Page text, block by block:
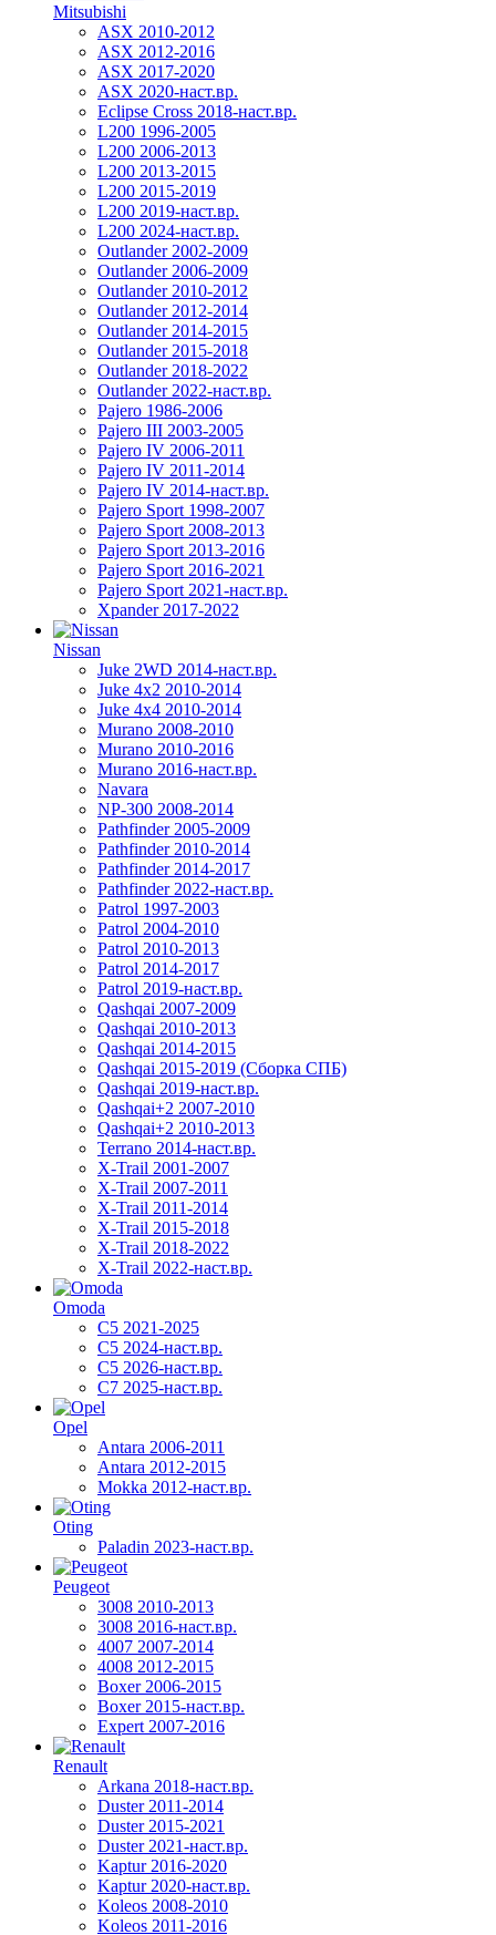
Mitsubishi
ASX 2010-2012
ASX 2012-2016
ASX 2017-2020
ASX 2020-наст.вр.
Eclipse Cross 2018-наст.вр.
L200 1996-2005
L200 2006-2013
L200 2013-2015
L200 2015-2019
L200 2019-наст.вр.
L200 2024-наст.вр.
Outlander 2002-2009
Outlander 2006-2009
Outlander 2010-2012
Outlander 2012-2014
Outlander 2014-2015
Outlander 2015-2018
Outlander 2018-2022
Outlander 2022-наст.вр.
Pajero 1986-2006
Pajero III 2003-2005
Pajero IV 2006-2011
Pajero IV 2011-2014
Pajero IV 2014-наст.вр.
Pajero Sport 1998-2007
Pajero Sport 2008-2013
Pajero Sport 2013-2016
Pajero Sport 2016-2021
Pajero Sport 2021-наст.вр.
Xpander 2017-2022
Nissan
Juke 2WD 2014-наст.вр.
Juke 4x2 2010-2014
Juke 4x4 2010-2014
Murano 2008-2010
Murano 2010-2016
Murano 2016-наст.вр.
Navara
NP-300 2008-2014
Pathfinder 2005-2009
Pathfinder 2010-2014
Pathfinder 2014-2017
Pathfinder 2022-наст.вр.
Patrol 1997-2003
Patrol 2004-2010
Patrol 2010-2013
Patrol 2014-2017
Patrol 2019-наст.вр.
Qashqai 2007-2009
Qashqai 2010-2013
Qashqai 2014-2015
Qashqai 2015-2019 (Сборка СПБ)
Qashqai 2019-наст.вр.
Qashqai+2 2007-2010
Qashqai+2 2010-2013
Terrano 2014-наст.вр.
X-Trail 2001-2007
X-Trail 2007-2011
X-Trail 2011-2014
X-Trail 2015-2018
X-Trail 2018-2022
X-Trail 2022-наст.вр.
Omoda
C5 2021-2025
C5 2024-наст.вр.
C5 2026-наст.вр.
C7 2025-наст.вр.
Opel
Antara 2006-2011
Antara 2012-2015
Mokka 2012-наст.вр.
Oting
Paladin 2023-наст.вр.
Peugeot
3008 2010-2013
3008 2016-наст.вр.
4007 2007-2014
4008 2012-2015
Boxer 2006-2015
Boxer 2015-наст.вр.
Expert 2007-2016
Renault
Arkana 2018-наст.вр.
Duster 2011-2014
Duster 2015-2021
Duster 2021-наст.вр.
Kaptur 2016-2020
Kaptur 2020-наст.вр.
Koleos 2008-2010
Koleos 2011-2016